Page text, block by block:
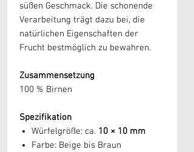
süßen Geschmack. Die schonende
Verarbeitung trägt dazu bei, die
natürlichen Eigenschaften der
Frucht bestmöglich zu bewahren.
Zusammensetzung
100 % Birnen
Spezifikation
Würfelgröße: ca. 10 × 10 mm
Farbe: Beige bis Braun